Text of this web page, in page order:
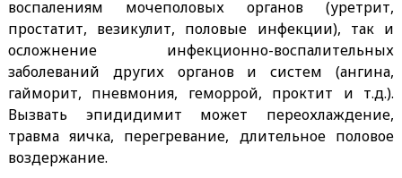
воспалениям мочеполовых органов (уретрит,
простатит, везикулит, половые инфекции), так и
осложнение инфекционно-воспалительных
заболеваний других органов и систем (ангина,
гайморит, пневмония, геморрой, проктит и т.д.).
Вызвать эпидидимит может переохлаждение,
травма яичка, перегревание, длительное половое
воздержание.